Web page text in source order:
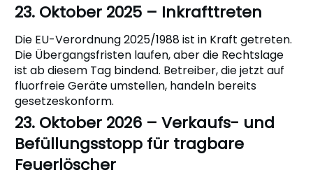
23. Oktober 2025 – Inkrafttreten
Die EU-Verordnung 2025/1988 ist in Kraft getreten.
Die Übergangsfristen laufen, aber die Rechtslage
ist ab diesem Tag bindend. Betreiber, die jetzt auf
fluorfreie Geräte umstellen, handeln bereits
gesetzeskonform.
23. Oktober 2026 – Verkaufs- und
Befüllungsstopp für tragbare
Feuerlöscher